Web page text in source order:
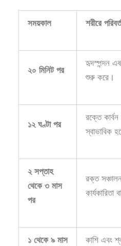
সময়কাল শরীরে
২০ মিনিট পর
হৃদস্পন্দন
শুরু করে।
১২ ঘণ্টা পর
রক্তে কার্বন
স্বাভাবিক
২ সপ্তাহ
থেকে ৩ মাস
পর
রক্ত
১ থেকে ৯ মাস
কাশি এবং